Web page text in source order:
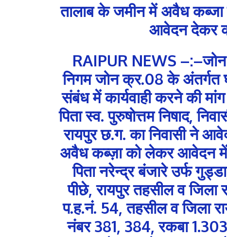
तालाब के जमीन में अवैध
आवेदन देकर
RAIPUR NEWS –:–जोन
निगम जोन क्र.08 के अंतर्गत
संबंध में कार्यवाही करने की
पिता स्व. पुरुषोत्तम निषाद,
रायपुर छ.ग. का निवासी ने
अवैध कब्ज़ा को लेकर आवेदन में
पिता नरेन्द्र बंजारे उर्फ
पीछे, रायपुर तहसील व जिला
प.ह.नं. 54, तहसील व जिला
नंबर 381, 384, रकबा